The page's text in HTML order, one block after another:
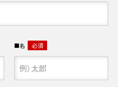
名 必須